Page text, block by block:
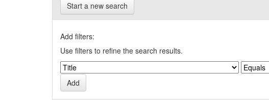
Start a new search
Add filters:
Use filters to refine the search results.